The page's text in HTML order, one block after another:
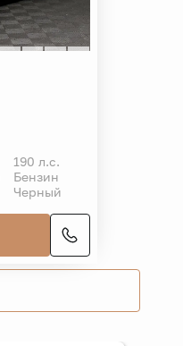
190 л.с.
Бензин
Черный